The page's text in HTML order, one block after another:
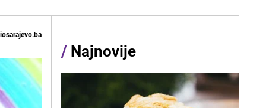
/ Najnovije